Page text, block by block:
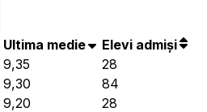
Ultima medie
Elevi admiși
9,35
28
9,30
84
9,20
28